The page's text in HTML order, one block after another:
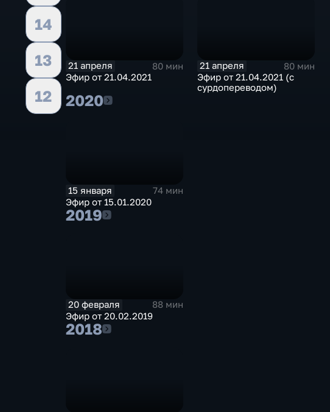
14
13
12
21 апреля
80 мин
Эфир от 21.04.2021
21 апреля
80 мин
Эфир от 21.04.2021 (с
сурдопереводом)
20202020
15 января
74 мин
Эфир от 15.01.2020
20192019
20 февраля
88 мин
Эфир от 20.02.2019
20182018